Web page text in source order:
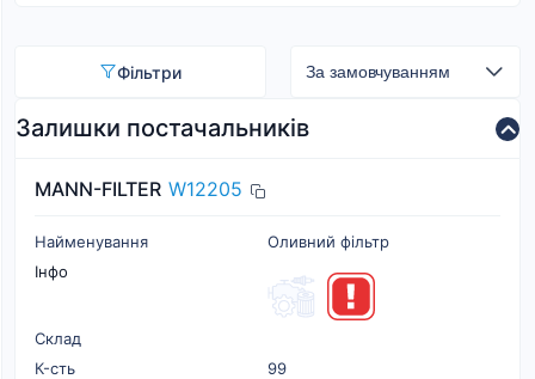
Фільтри
Залишки постачальників
MANN-FILTER W12205
Найменування
Оливний фільтр
Інфо
Склад
К-cть
99